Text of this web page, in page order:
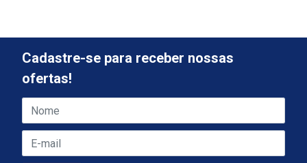
Cadastre-se para receber nossas
ofertas!